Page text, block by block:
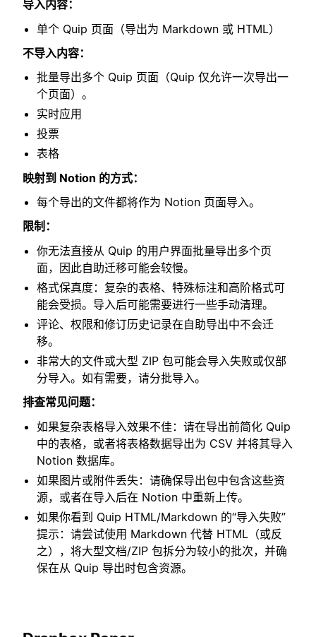
导入内容：
单个 Quip 页面（导出为 Markdown 或 HTML）
不导入内容：
批量导出多个 Quip 页面（Quip 仅允许一次导出一
个页面）。
实时应用
投票
表格
映射到 Notion 的方式：
每个导出的文件都将作为 Notion 页面导入。
限制：
你无法直接从 Quip 的用户界面批量导出多个页
面，因此自助迁移可能会较慢。
格式保真度：复杂的表格、特殊标注和高阶格式可
能会受损。导入后可能需要进行一些手动清理。
评论、权限和修订历史记录在自助导出中不会迁
移。
非常大的文件或大型 ZIP 包可能会导入失败或仅部
分导入。如有需要，请分批导入。
排查常见问题：
如果复杂表格导入效果不佳：请在导出前简化 Quip
中的表格，或者将表格数据导出为 CSV 并将其导入
Notion 数据库。
如果图片或附件丢失：请确保导出包中包含这些资
源，或者在导入后在 Notion 中重新上传。
如果你看到 Quip HTML/Markdown 的“导入失败”
提示：请尝试使用 Markdown 代替 HTML（或反
之），将大型文档/ZIP 包拆分为较小的批次，并确
保在从 Quip 导出时包含资源。